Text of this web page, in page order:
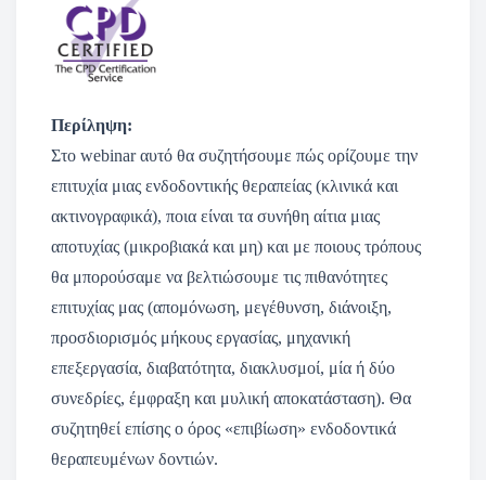
Περίληψη:
Στο webinar αυτό θα συζητήσουμε πώς ορίζουμε την
επιτυχία μιας ενδοδοντικής θεραπείας (κλινικά και
ακτινογραφικά), ποια είναι τα συνήθη αίτια μιας
αποτυχίας (μικροβιακά και μη) και με ποιους τρόπους
θα μπορούσαμε να βελτιώσουμε τις πιθανότητες
επιτυχίας μας (απομόνωση, μεγέθυνση, διάνοιξη,
προσδιορισμός μήκους εργασίας, μηχανική
επεξεργασία, διαβατότητα, διακλυσμοί, μία ή δύο
συνεδρίες, έμφραξη και μυλική αποκατάσταση). Θα
συζητηθεί επίσης ο όρος «επιβίωση» ενδοδοντικά
θεραπευμένων δοντιών.